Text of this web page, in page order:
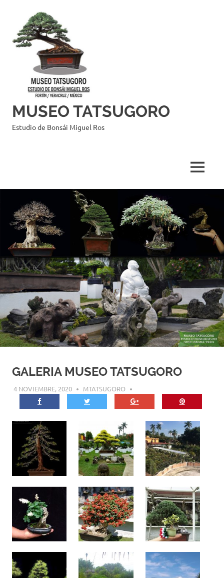
contenido
MUSEO TATSUGORO
Estudio de Bonsái Miguel Ros
MENÚ
GALERIA MUSEO TATSUGORO
4 NOVIEMBRE, 2020 MTATSUGORO